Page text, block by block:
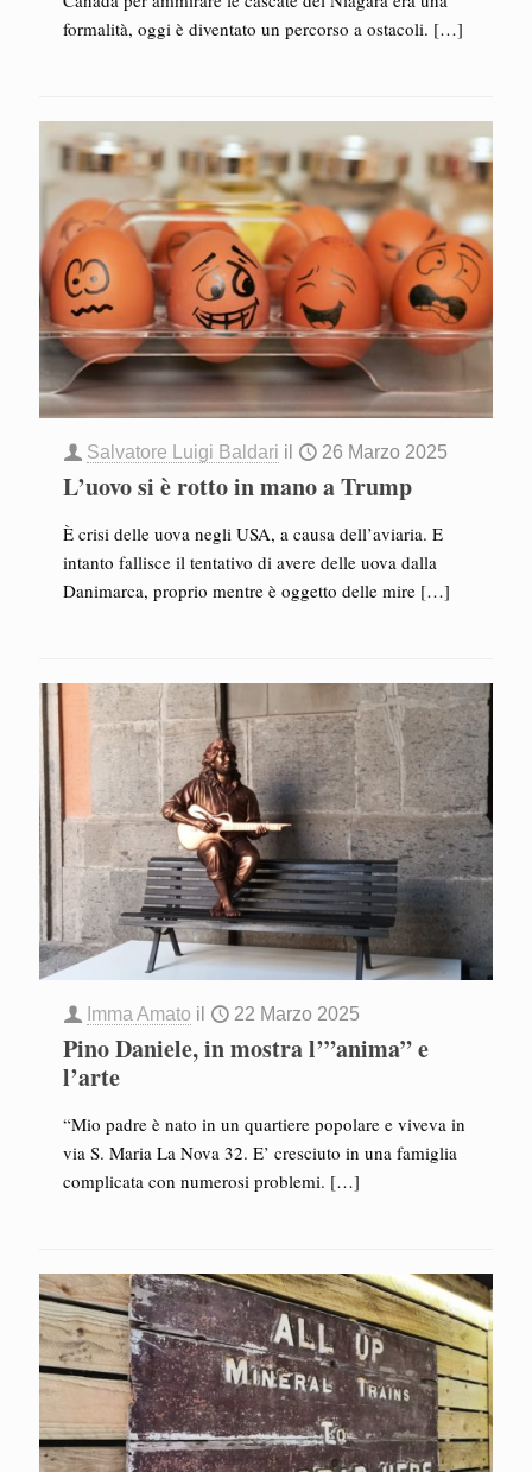
formalità, oggi è diventato un percorso a ostacoli. […]
Salvatore Luigi Baldari il 26 Marzo 2025
L’uovo si è rotto in mano a Trump
È crisi delle uova negli USA, a causa dell’aviaria. E
intanto fallisce il tentativo di avere delle uova dalla
Danimarca, proprio mentre è oggetto delle mire […]
Imma Amato il 22 Marzo 2025
Pino Daniele, in mostra l’”anima” e
l’arte
“Mio padre è nato in un quartiere popolare e viveva in
via S. Maria La Nova 32. E’ cresciuto in una famiglia
complicata con numerosi problemi. […]